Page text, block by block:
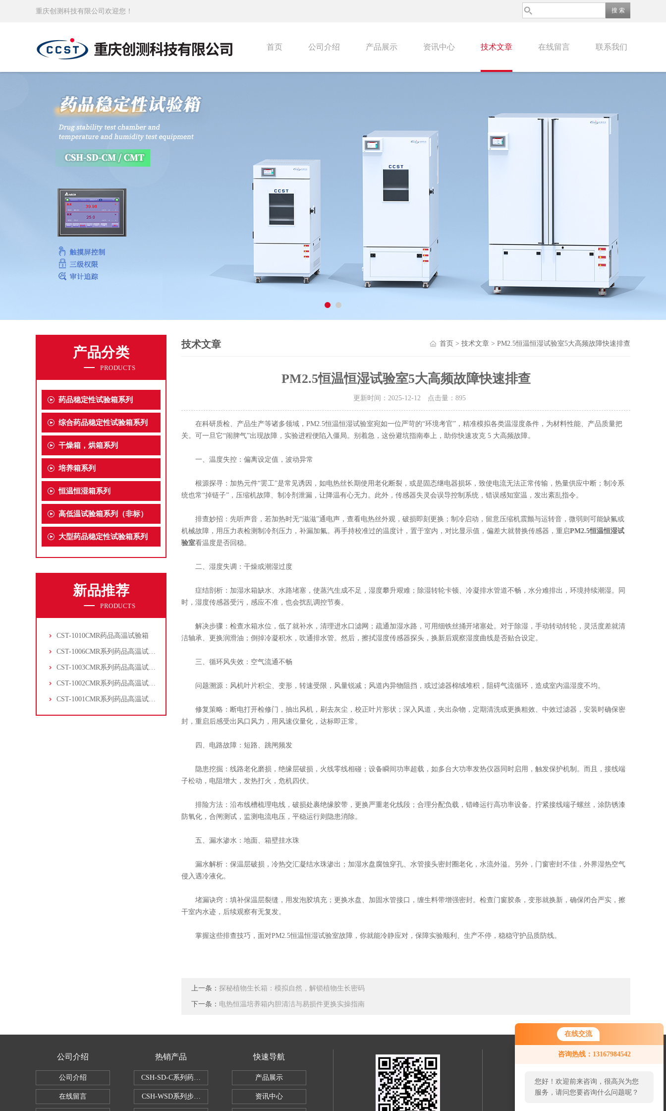
在线交流
咨询热线：13167984542
您好！欢迎前来咨询，很高兴为您
服务，请问您要咨询什么问题呢？
重庆创测科技有限公司欢迎您！
首页 公司介绍 产品展示 资讯中心 技术文章 在线留言 联系我们
产品分类
PRODUCTS
药品稳定性试验箱系列
综合药品稳定性试验箱系列
干燥箱，烘箱系列
培养箱系列
恒温恒湿箱系列
高低温试验箱系列（非标）
大型药品稳定性试验箱系列
新品推荐
PRODUCTS
CST-1010CMR药品高温试验箱
CST-1006CMR系列药品高温试验箱
CST-1003CMR系列药品高温试验箱
CST-1002CMR系列药品高温试验箱
CST-1001CMR系列药品高温试验箱
技术文章 首页 > 技术文章 > PM2.5恒温恒湿试验室5大高频故障快速排查
PM2.5恒温恒湿试验室5大高频故障快速排查
更新时间：2025-12-12 点击量： 895
在科研质检、产品生产等诸多领域，PM2.5恒温恒湿试验室宛如一位严苛的“环境考官”，精准模拟各类温湿度条件，为材料性能、产品质量把
关。可一旦它“闹脾气”出现故障，实验进程便陷入僵局。别着急，这份避坑指南奉上，助你快速攻克 5 大高频故障。
一、温度失控：偏离设定值，波动异常
根源探寻：加热元件“罢工”是常见诱因，如电热丝长期使用老化断裂，或是固态继电器损坏，致使电流无法正常传输，热量供应中断；制冷系
统也常“掉链子”，压缩机故障、制冷剂泄漏，让降温有心无力。此外，传感器失灵会误导控制系统，错误感知室温，发出紊乱指令。
排查妙招：先听声音，若加热时无“滋滋”通电声，查看电热丝外观，破损即刻更换；制冷启动，留意压缩机震颤与运转音，微弱则可能缺氟或
机械故障，用压力表检测制冷剂压力，补漏加氟。再手持校准过的温度计，置于室内，对比显示值，偏差大就替换传感器，重启PM2.5恒温恒湿试
验室看温度是否回稳。
二、湿度失调：干燥或潮湿过度
症结剖析：加湿水箱缺水、水路堵塞，使蒸汽生成不足，湿度攀升艰难；除湿转轮卡顿、冷凝排水管道不畅，水分难排出，环境持续潮湿。同
时，湿度传感器受污，感应不准，也会扰乱调控节奏。
解决步骤：检查水箱水位，低了就补水，清理进水口滤网；疏通加湿水路，可用细铁丝捅开堵塞处。对于除湿，手动转动转轮，灵活度差就清
洁轴承、更换润滑油；倒掉冷凝积水，吹通排水管。然后，擦拭湿度传感器探头，换新后观察湿度曲线是否贴合设定。
三、循环风失效：空气流通不畅
问题溯源：风机叶片积尘、变形，转速受限，风量锐减；风道内异物阻挡，或过滤器棉绒堆积，阻碍气流循环，造成室内温湿度不均。
修复策略：断电打开检修门，抽出风机，刷去灰尘，校正叶片形状；深入风道，夹出杂物，定期清洗或更换粗效、中效过滤器，安装时确保密
封，重启后感受出风口风力，用风速仪量化，达标即正常。
四、电路故障：短路、跳闸频发
隐患挖掘：线路老化磨损，绝缘层破损，火线零线相碰；设备瞬间功率超载，如多台大功率发热仪器同时启用，触发保护机制。而且，接线端
子松动，电阻增大，发热打火，危机四伏。
排险方法：沿布线槽梳理电线，破损处裹绝缘胶带，更换严重老化线段；合理分配负载，错峰运行高功率设备。拧紧接线端子螺丝，涂防锈漆
防氧化，合闸测试，监测电流电压，平稳运行则隐患消除。
五、漏水渗水：地面、箱壁挂水珠
漏水解析：保温层破损，冷热交汇凝结水珠渗出；加湿水盘腐蚀穿孔、水管接头密封圈老化，水流外溢。另外，门窗密封不佳，外界湿热空气
侵入遇冷液化。
堵漏诀窍：填补保温层裂缝，用发泡胶填充；更换水盘、加固水管接口，缠生料带增强密封。检查门窗胶条，变形就换新，确保闭合严实，擦
干室内水迹，后续观察有无复发。
掌握这些排查技巧，面对PM2.5恒温恒湿试验室故障，你就能冷静应对，保障实验顺利、生产不停，稳稳守护品质防线。
上一条： 探秘植物生长箱：模拟自然，解锁植物生长密码
下一条： 电热恒温培养箱内胆清洁与易损件更换实操指南
公司介绍
公司介绍
在线留言
热销产品
CSH-SD-C系列药品稳定性试验箱（单门） 药物试验箱
CSH-WSD系列步入式药品稳定性试验室
快速导航
产品展示
资讯中心
24小时热线：